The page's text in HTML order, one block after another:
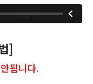
]
됩니다.